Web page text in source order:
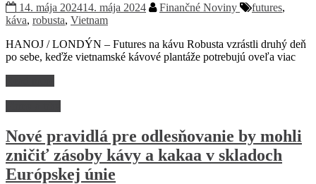
14. mája 202414. mája 2024 Finančné Noviny futures,
káva, robusta, Vietnam
HANOJ / LONDÝN – Futures na kávu Robusta vzrástli druhý deň
po sebe, keďže vietnamské kávové plantáže potrebujú oveľa viac
Nové pravidlá pre odlesňovanie by mohli
zničiť zásoby kávy a kakaa v skladoch
Európskej únie